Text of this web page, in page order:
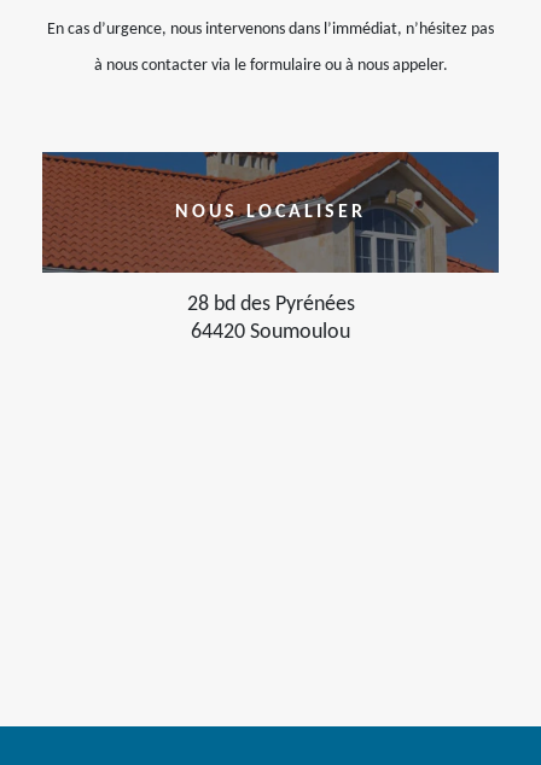
En cas d’urgence, nous intervenons dans l’immédiat, n’hésitez pas
à nous contacter via le formulaire ou à nous appeler.
NOUS LOCALISER
28 bd des Pyrénées
64420 Soumoulou